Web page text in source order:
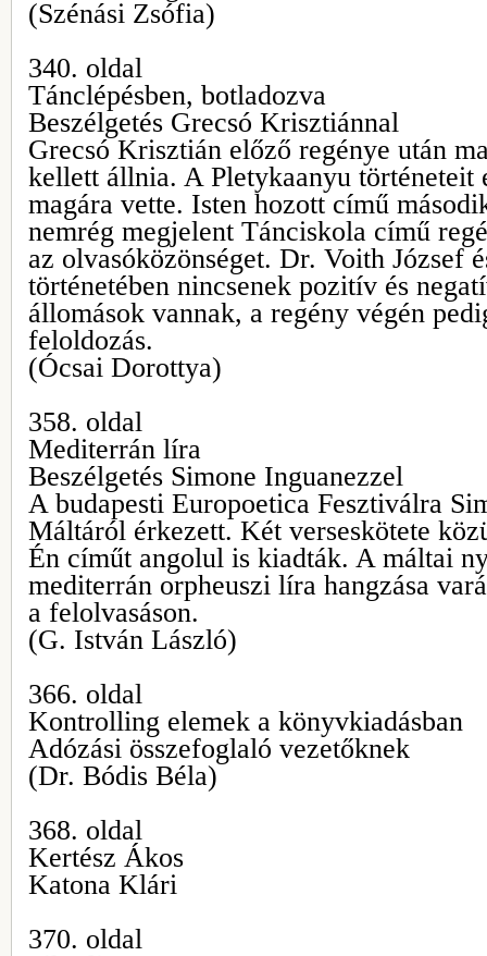
(Szénási Zsófia)
340. oldal
Tánclépésben, botladozva
Beszélgetés Grecsó Krisztiánnal
Grecsó Krisztián előző regénye után
kellett állnia. A Pletykaanyu történeteit
magára vette. Isten hozott című
nemrég megjelent Tánciskola című
az olvasóközönséget. Dr. Voith József
történetében nincsenek pozitív és
állomások vannak, a regény végén
feloldozás.
(Ócsai Dorottya)
358. oldal
Mediterrán líra
Beszélgetés Simone Inguanezzel
A budapesti Europoetica Fesztiválra
Máltáról érkezett. Két verseskötete
Én címűt angolul is kiadták. A máltai
mediterrán orpheuszi líra hangzása
a felolvasáson.
(G. István László)
366. oldal
Kontrolling elemek a könyvkiadásban
Adózási összefoglaló vezetőknek
(Dr. Bódis Béla)
368. oldal
Kertész Ákos
Katona Klári
370. oldal